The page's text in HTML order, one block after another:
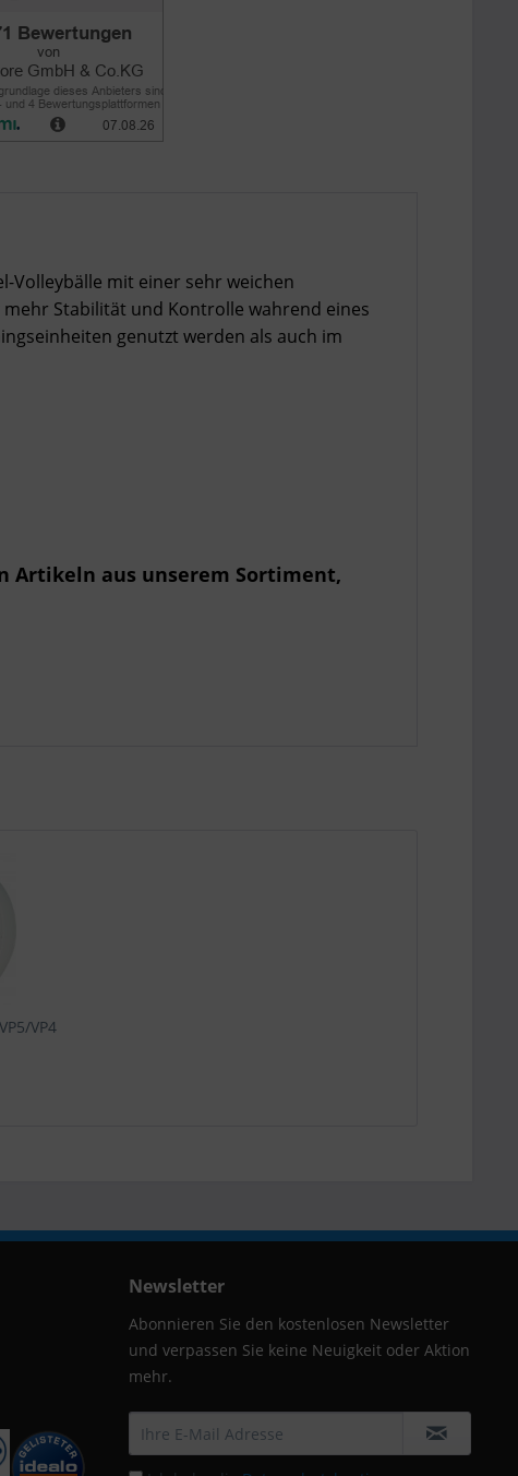
Volleybälle mit einer sehr weichen
Stabilität und Kontrolle wahrend eines
genutzt werden als auch im
Artikeln aus unserem Sortiment,
VP4
Newsletter
Abonnieren Sie den kostenlosen Newsletter
und verpassen Sie keine Neuigkeit oder Aktion
mehr.